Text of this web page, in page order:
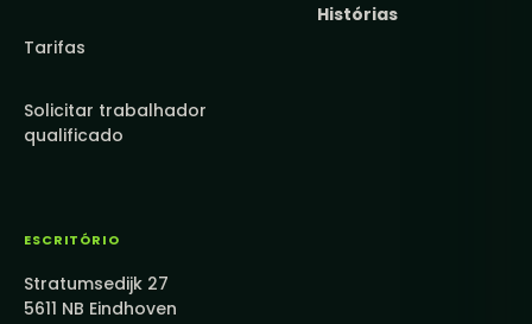
Tarifas
Solicitar trabalhador
qualificado
Histórias
ESCRITÓRIO
Stratumsedijk 27
5611 NB Eindhoven